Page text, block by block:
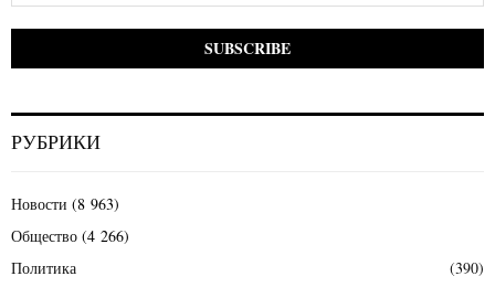
РУБРИКИ
Новости (8 963)
Общество (4 266)
Политика
(390)